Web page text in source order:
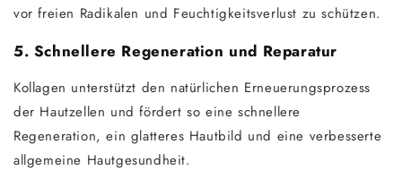
vor freien Radikalen und Feuchtigkeitsverlust zu schützen.
5. Schnellere Regeneration und Reparatur
Kollagen unterstützt den natürlichen Erneuerungsprozess
der Hautzellen und fördert so eine schnellere
Regeneration, ein glatteres Hautbild und eine verbesserte
allgemeine Hautgesundheit.